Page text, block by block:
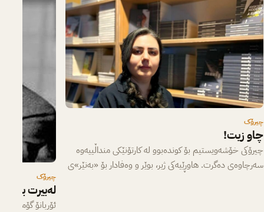
چیرۆک
چاو زیت!
چیرۆکی خۆشەویستیم بۆ کوندەبوو لە کارتۆنێکی منداڵییەوە
سەرچاوەی دەگرت. هاوڕێیەکی ژیر، بوێر و وەفادار بۆ «بەنێر»ی
چیرۆک
لەبیرت بێت
ئۆربانۆ گۆمێزت